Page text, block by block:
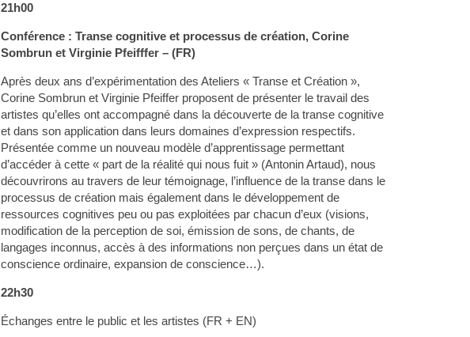
21h00
Conférence : Transe cognitive et processus de création, Corine
Sombrun et Virginie Pfeifffer – (FR)
Après deux ans d’expérimentation des Ateliers « Transe et Création »,
Corine Sombrun et Virginie Pfeiffer proposent de présenter le travail des
artistes qu’elles ont accompagné dans la découverte de la transe cognitive
et dans son application dans leurs domaines d’expression respectifs.
Présentée comme un nouveau modèle d’apprentissage permettant
d’accéder à cette « part de la réalité qui nous fuit » (Antonin Artaud), nous
découvrirons au travers de leur témoignage, l’influence de la transe dans le
processus de création mais également dans le développement de
ressources cognitives peu ou pas exploitées par chacun d’eux (visions,
modification de la perception de soi, émission de sons, de chants, de
langages inconnus, accès à des informations non perçues dans un état de
conscience ordinaire, expansion de conscience…).
22h30
Échanges entre le public et les artistes (FR + EN)